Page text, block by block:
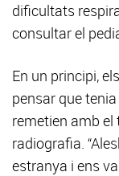
dificultats
consultar el
En un principi,
pensar que
remetien amb
radiografia.
estranya i ens